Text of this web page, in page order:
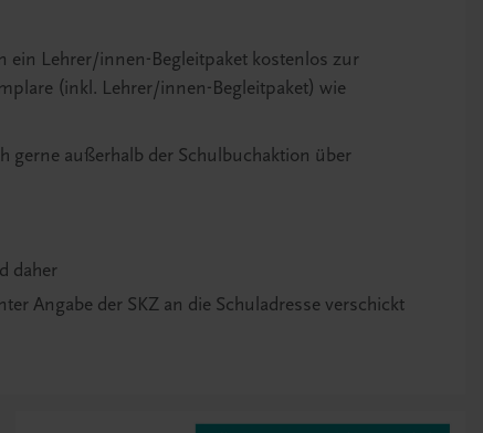
ein Lehrer/innen-Begleitpaket kostenlos zur
(inkl. Lehrer/innen-Begleitpaket) wie
gerne außerhalb der Schulbuchaktion über
daher
Angabe der SKZ an die Schuladresse verschickt